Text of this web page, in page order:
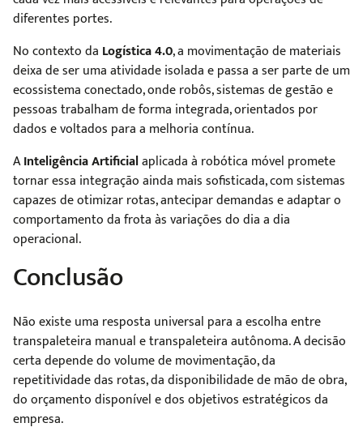
diferentes portes.
No contexto da Logística 4.0, a movimentação de materiais
deixa de ser uma atividade isolada e passa a ser parte de um
ecossistema conectado, onde robôs, sistemas de gestão e
pessoas trabalham de forma integrada, orientados por
dados e voltados para a melhoria contínua.
AInteligência Artificialaplicada à robótica móvel promete
tornar essa integração ainda mais sofisticada, com sistemas
capazes de otimizar rotas, antecipar demandas e adaptar o
comportamento da frota às variações do dia a dia
operacional.
Conclusão
Não existe uma resposta universal para a escolha entre
transpaleteira manual e transpaleteira autônoma. A decisão
certa depende do volume de movimentação, da
repetitividade das rotas, da disponibilidade de mão de obra,
do orçamento disponível e dos objetivos estratégicos da
empresa.